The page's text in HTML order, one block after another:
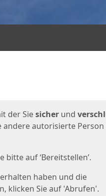
der Siesicher und
andere autorisierte Person
bitte auf ‘Bereitstellen’.
haben und die
klicken Sie auf 'Abrufen'.